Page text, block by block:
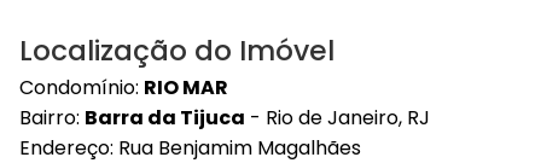
Localização do Imóvel
Condomínio: RIO MAR
Bairro: Barra da Tijuca - Rio de Janeiro, RJ
Endereço: Rua Benjamim Magalhães